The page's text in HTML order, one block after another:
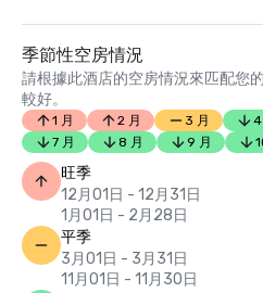
季節性空房情況
請根據此酒店的空房情況來匹配您
較好。
1 月 2 月 3 月 4
7 月
8 月 9 月
旺季
12月01日 - 12月31日
1月01日 - 2月28日
平季
3月01日 - 3月31日
11月01日 - 11月30日